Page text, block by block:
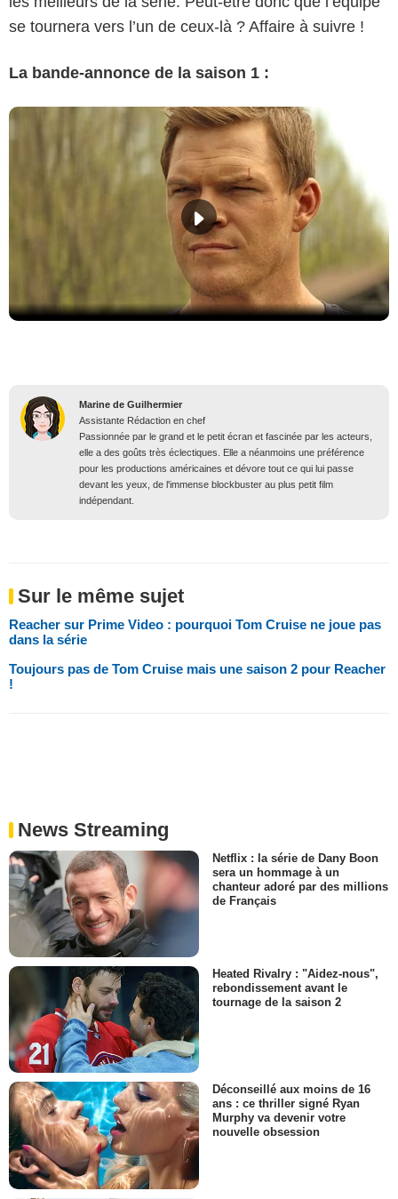
se tournera vers l’un de ceux-là ? Affaire à suivre !
La bande-annonce de la saison 1 :
Marine de Guilhermier
Assistante Rédaction en chef
Passionnée par le grand et le petit écran et fascinée par les acteurs,
elle a des goûts très éclectiques. Elle a néanmoins une préférence
pour les productions américaines et dévore tout ce qui lui passe
devant les yeux, de l'immense blockbuster au plus petit film
indépendant.
Sur le même sujet
Reacher sur Prime Video : pourquoi Tom Cruise ne joue pas
dans la série
Toujours pas de Tom Cruise mais une saison 2 pour Reacher
!
News Streaming
Netflix : la série de Dany Boon
sera un hommage à un
chanteur adoré par des millions
de Français
Heated Rivalry : "Aidez-nous",
rebondissement avant le
tournage de la saison 2
Déconseillé aux moins de 16
ans : ce thriller signé Ryan
Murphy va devenir votre
nouvelle obsession